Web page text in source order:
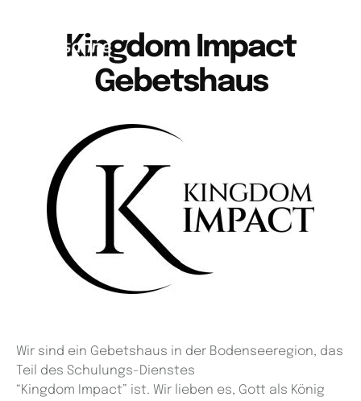
Kingdom Impact
Gebetshaus
Wir sind ein Gebetshaus in der Bodenseeregion, das
Teil des Schulungs-Dienstes
“Kingdom Impact” ist. Wir lieben es, Gott als König